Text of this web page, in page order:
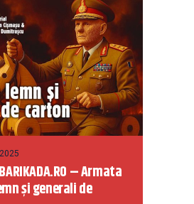
– Armata
și generali de